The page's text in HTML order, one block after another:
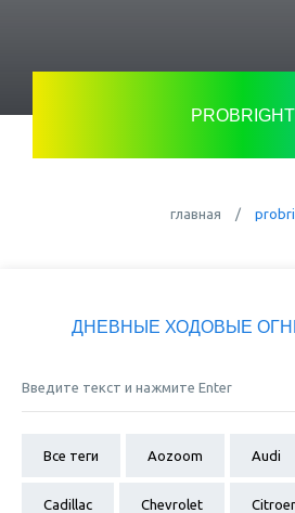
PROBRIGHT
главная /
ДНЕВНЫЕ ХОДОВЫЕ ОГНИ
Все теги Aozoom Audi
Cadillac Chevrolet